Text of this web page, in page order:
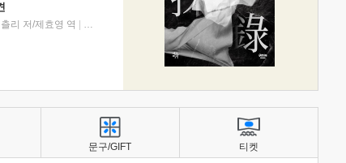
리 저/제효영 역
디플롯
문구/GIFT 티켓